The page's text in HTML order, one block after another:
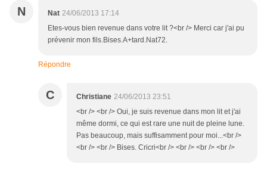
N Nat 24/06/2013 17:14
Etes-vous bien revenue dans votre lit ?<br /> Merci car j'ai pu
prévenir mon fils.Bises.A+tard.Nat72.
Répondre
C Christiane 24/06/2013 23:51
<br /> <br /> Oui, je suis revenue dans mon lit et j'ai
même dormi, ce qui est rare une nuit de pleine lune.
Pas beaucoup, mais suffisamment pour moi...<br />
<br /> <br /> Bises. Cricri<br /> <br /> <br /> <br />